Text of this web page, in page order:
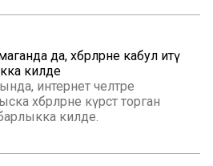
да, хәбәрләрне кабул итү
килде
интернет челтәре
хәбәрләрне күрсәтә торган
килде.